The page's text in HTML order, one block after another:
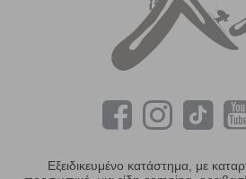
Εξειδικευμένο κατάστημα, με